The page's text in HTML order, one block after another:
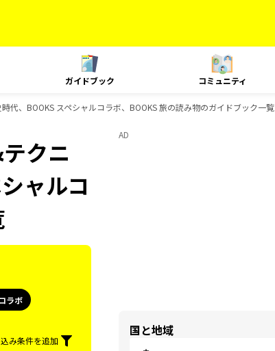
ガイドブック コミュニティ
、BOOKS スペシャルコラボ、BOOKS 旅の読み物のガイドブック一覧
クニ
ャルコ
ラボ
み条件を追加
AD
国と地域